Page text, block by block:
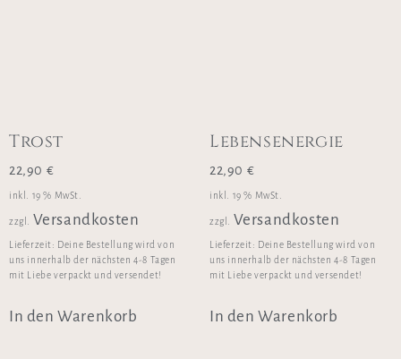
Trost
22,90 €
inkl. 19 % MwSt.
zzgl. Versandkosten
Lieferzeit: Deine Bestellung wird von
uns innerhalb der nächsten 4-8 Tagen
mit Liebe verpackt und versendet!
In den Warenkorb
Lebensenergie
22,90 €
inkl. 19 % MwSt.
zzgl. Versandkosten
Lieferzeit: Deine Bestellung wird von
uns innerhalb der nächsten 4-8 Tagen
mit Liebe verpackt und versendet!
In den Warenkorb